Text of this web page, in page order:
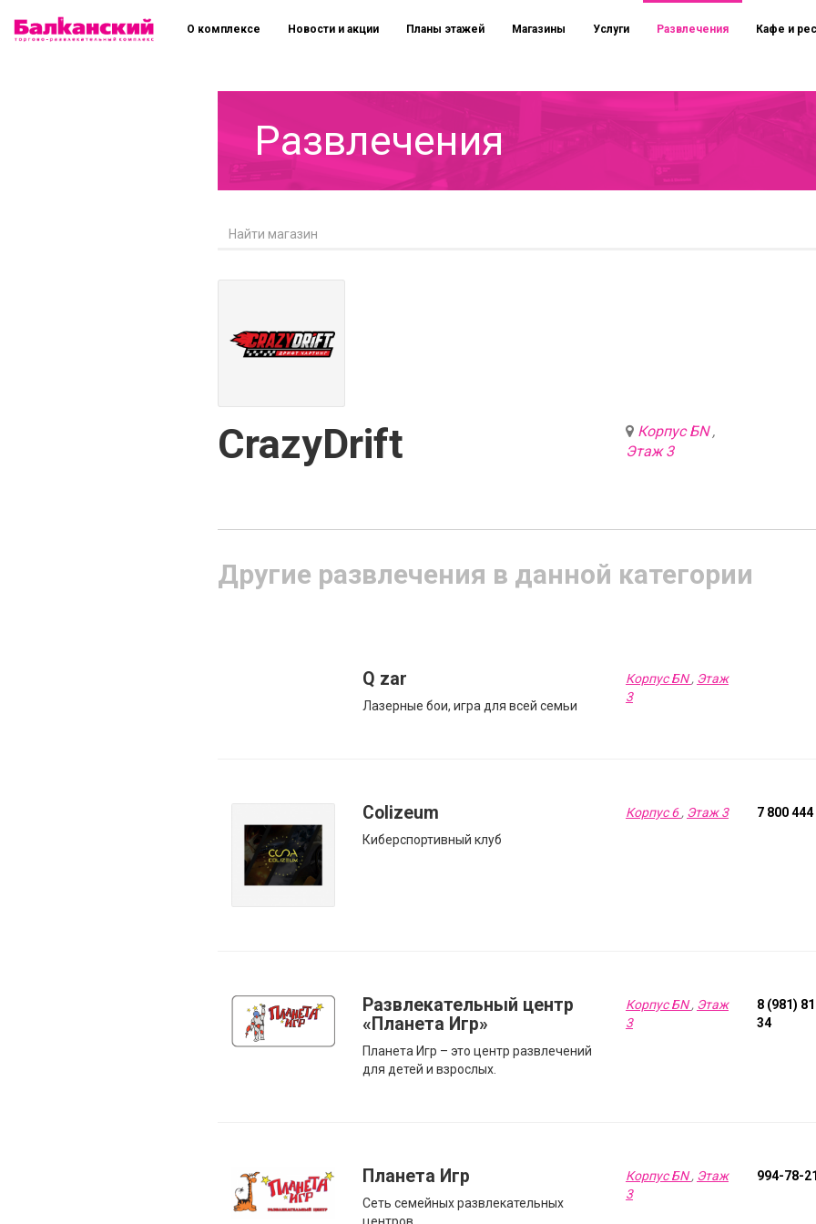
О комплексе Новости и акции Планы этажей Магазины Услуги Развлечения Кафе и
Развлечения
CrazyDrift Корпус БN,
Этаж 3
Другие развлечения в данной категории
Q zar
Лазерные бои, игра для всей семьи
Корпус БN, Этаж
3
Colizeum
Киберспортивный клуб
Корпус 6, Этаж 3 7 800
Развлекательный центр
«Планета Игр»
Планета Игр – это центр развлечений
для детей и взрослых.
Корпус БN, Этаж
3
8 (981)
34
Планета Игр
Сеть семейных развлекательных
Корпус БN, Этаж
3
994-78-21